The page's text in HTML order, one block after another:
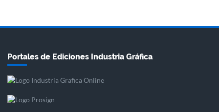
Portales de Ediciones Industria Gráfica